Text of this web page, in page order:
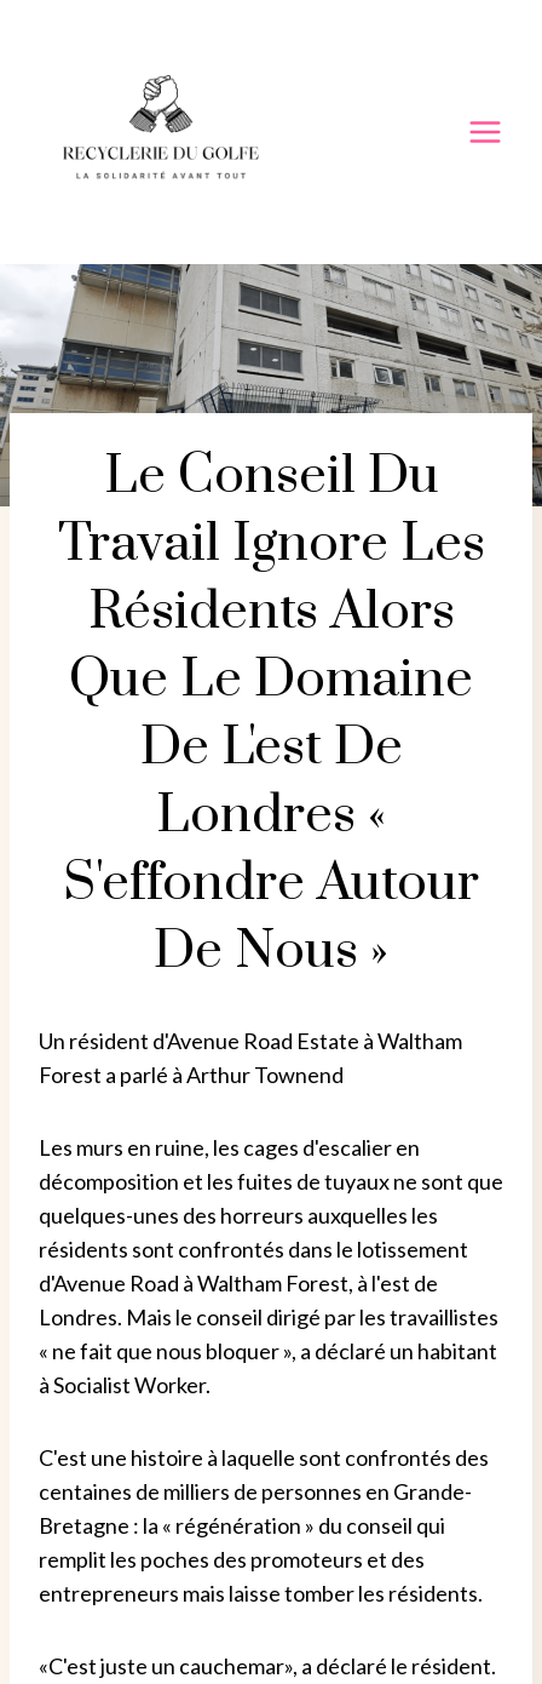
Le Conseil Du
Travail Ignore Les
Résidents Alors
Que Le Domaine
De L'est De
Londres «
S'effondre Autour
De Nous »
Un résident d'Avenue Road Estate à Waltham
Forest a parlé à Arthur Townend
Les murs en ruine, les cages d'escalier en
décomposition et les fuites de tuyaux ne sont que
quelques-unes des horreurs auxquelles les
résidents sont confrontés dans le lotissement
d'Avenue Road à Waltham Forest, à l'est de
Londres. Mais le conseil dirigé par les travaillistes
« ne fait que nous bloquer », a déclaré un habitant
à Socialist Worker.
C'est une histoire à laquelle sont confrontés des
centaines de milliers de personnes en Grande-
Bretagne : la « régénération » du conseil qui
remplit les poches des promoteurs et des
entrepreneurs mais laisse tomber les résidents.
«C'est juste un cauchemar», a déclaré le résident.